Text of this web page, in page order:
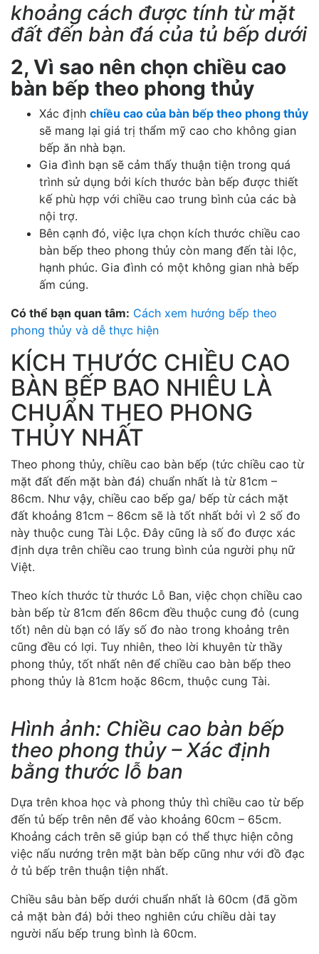
khoảng cách được tính từ mặt
đất đến bàn đá của tủ bếp dưới
2, Vì sao nên chọn chiều cao
bàn bếp theo phong thủy
Xác định chiều cao của bàn bếp theo phong thủy
sẽ mang lại giá trị thẩm mỹ cao cho không gian
bếp ăn nhà bạn.
Gia đình bạn sẽ cảm thấy thuận tiện trong quá
trình sử dụng bởi kích thước bàn bếp được thiết
kế phù hợp với chiều cao trung bình của các bà
nội trợ.
Bên cạnh đó, việc lựa chọn kích thước chiều cao
bàn bếp theo phong thủy còn mang đến tài lộc,
hạnh phúc. Gia đình có một không gian nhà bếp
ấm cúng.
Có thể bạn quan tâm: Cách xem hướng bếp theo
phong thủy và dễ thực hiện
KÍCH THƯỚC CHIỀU CAO
BÀN BẾP BAO NHIÊU LÀ
CHUẨN THEO PHONG
THỦY NHẤT
Theo phong thủy, chiều cao bàn bếp (tức chiều cao từ
mặt đất đến mặt bàn đá) chuẩn nhất là từ 81cm –
86cm. Như vậy, chiều cao bếp ga/ bếp từ cách mặt
đất khoảng 81cm – 86cm sẽ là tốt nhất bởi vì 2 số đo
này thuộc cung Tài Lộc. Đây cũng là số đo được xác
định dựa trên chiều cao trung bình của người phụ nữ
Việt.
Theo kích thước từ thước Lỗ Ban, việc chọn chiều cao
bàn bếp từ 81cm đến 86cm đều thuộc cung đỏ (cung
tốt) nên dù bạn có lấy số đo nào trong khoảng trên
cũng đều có lợi. Tuy nhiên, theo lời khuyên từ thầy
phong thủy, tốt nhất nên để chiều cao bàn bếp theo
phong thủy là 81cm hoặc 86cm, thuộc cung Tài.
Hình ảnh: Chiều cao bàn bếp
theo phong thủy – Xác định
bằng thước lỗ ban
Dựa trên khoa học và phong thủy thì chiều cao từ bếp
đến tủ bếp trên nên để vào khoảng 60cm – 65cm.
Khoảng cách trên sẽ giúp bạn có thể thực hiện công
việc nấu nướng trên mặt bàn bếp cũng như với đồ đạc
ở tủ bếp trên thuận tiện nhất.
Chiều sâu bàn bếp dưới chuẩn nhất là 60cm (đã gồm
cả mặt bàn đá) bởi theo nghiên cứu chiều dài tay
người nấu bếp trung bình là 60cm.